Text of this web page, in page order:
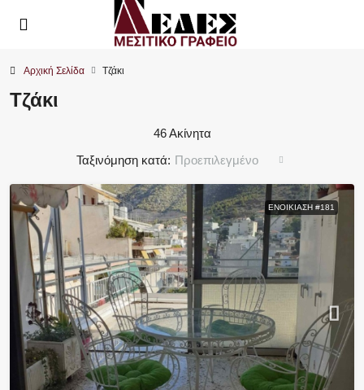
Αρχική Σελίδα Τζάκι
Τζάκι
46 Ακίνητα
Ταξινόμηση κατά: Προεπιλεγμένο
ΕΝΟΙΚΊΑΣΗ #181